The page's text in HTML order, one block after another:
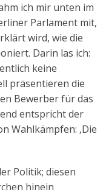
ich mir unten im
Parlament mit,
wird, wie die
Darin las ich:
keine
präsentieren die
Bewerber für das
entspricht der
Wahlkämpfen: ‚Die
Politik; diesen
hinein